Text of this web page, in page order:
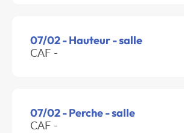
07/02 - Hauteur - salle
CAF -
07/02 - Perche - salle
CAF -